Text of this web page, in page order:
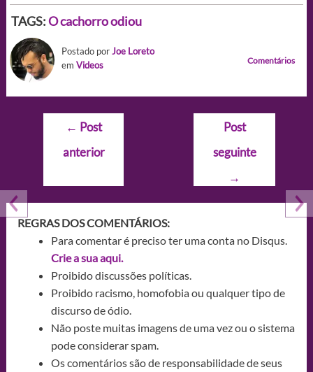
TAGS:O cachorro odiou
Postado porJoe Loreto
em Videos Comentários
Navegação
Post
← Post
anterior
Post
seguinte
→
REGRAS DOS COMENTÁRIOS:
Para comentar é preciso ter uma conta no Disqus.
Crie a sua aqui.
Proibido discussões políticas.
Proibido racismo, homofobia ou qualquer tipo de
discurso de ódio.
Não poste muitas imagens de uma vez ou o sistema
pode considerar spam.
Os comentários são de responsabilidade de seus